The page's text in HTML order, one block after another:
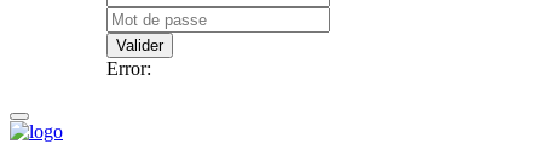
Valider
Error: